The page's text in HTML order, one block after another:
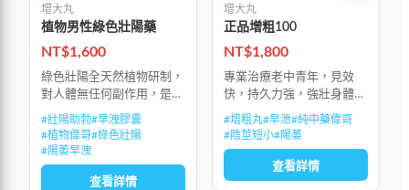
增大丸
植物男性綠色壯陽藥
NT$1,600
綠色壯陽全天然植物研制，
對人體無任何副作用，是男
士的壯陽助勃，治早洩的綠
色產品，有效地治療陽萎和
早洩。植物產品如豔紫鉚作
用更溫和、安全，可以作為
更好的治療選
#壯陽助勃#早洩膠囊
#植物偉哥#綠色壯陽
#陽萎早洩
查看詳情
增大丸
正品增粗100
NT$1,800
專業治療老中青年，見效
快，持久力強，強壯身體，
大補元陽，促進陰莖二次發
育，使莖體粗大堅挺。
#增粗丸#早泄#純中藥偉哥
#陰莖短小#陽萎
查看詳情